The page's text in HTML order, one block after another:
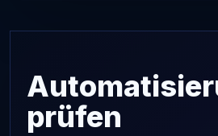
prüfen